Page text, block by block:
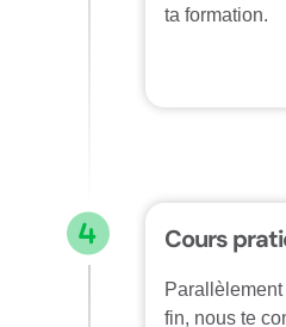
ta formation.
Cours
fin, nous te